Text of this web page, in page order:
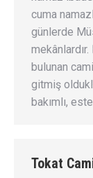
cuma
günlerde
bulunan
gitmiş
bakımlı,
Tokat